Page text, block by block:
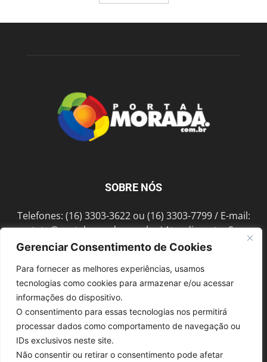
Gerenciar Consentimento de Cookies
Para fornecer as melhores experiências, usamos
tecnologias como cookies para armazenar e/ou acessar
informações do dispositivo.
O consentimento para essas tecnologias nos permitirá
processar dados como comportamento de navegação ou
IDs exclusivos neste site.
Não consentir ou retirar o consentimento pode afetar
SOBRE NÓS
Telefones: (16) 3303-3622 ou (16) 3303-7799 / E-mail:
contato@portalmorada.com.br/ Atendimento: Seg a
Sex das 8h às 18h / Endereço: Av. Bento de Abreu, 889
SIGA-NOS